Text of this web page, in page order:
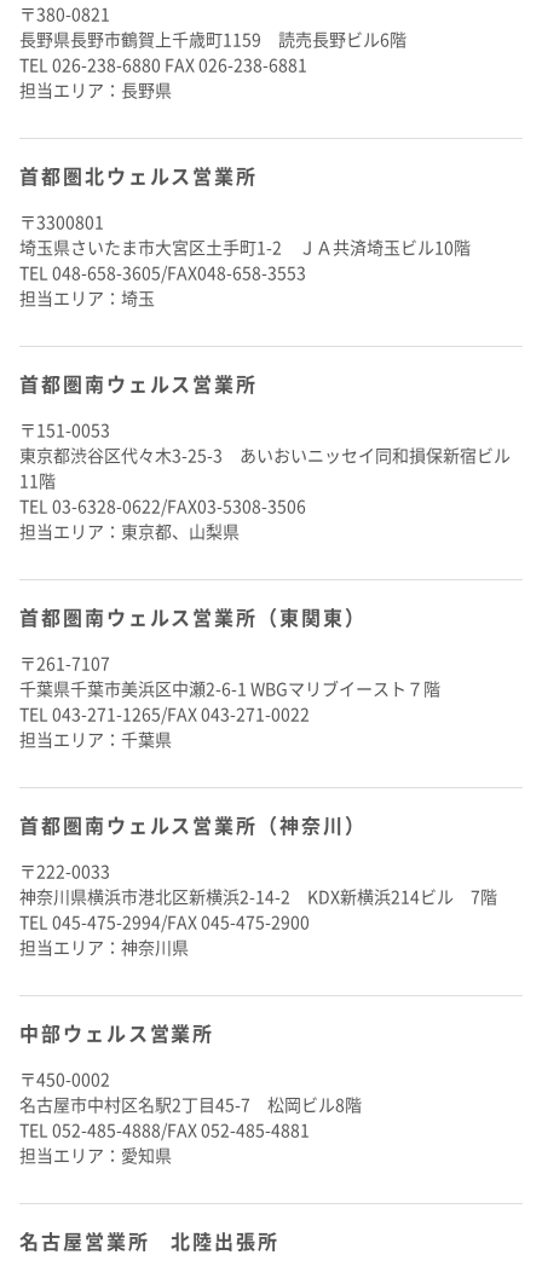
〒380-0821
長野県長野市鶴賀上千歳町1159 読売長野ビル6階
TEL 026-238-6880 FAX 026-238-6881
担当エリア：長野県
首都圏北ウェルス営業所
〒3300801
埼玉県さいたま市大宮区土手町1-2 ＪＡ共済埼玉ビル10階
TEL 048-658-3605/FAX048-658-3553
担当エリア：埼玉
首都圏南ウェルス営業所
〒151-0053
東京都渋谷区代々木3-25-3 あいおいニッセイ同和損保新宿ビル
11階
TEL 03-6328-0622/FAX03-5308-3506
担当エリア：東京都、山梨県
首都圏南ウェルス営業所（東関東）
〒261-7107
千葉県千葉市美浜区中瀬2-6-1 WBGマリブイースト７階
TEL 043-271-1265/FAX 043-271-0022
担当エリア：千葉県
首都圏南ウェルス営業所（神奈川）
〒222-0033
神奈川県横浜市港北区新横浜2-14-2 KDX新横浜214ビル 7階
TEL 045-475-2994/FAX 045-475-2900
担当エリア：神奈川県
中部ウェルス営業所
〒450-0002
名古屋市中村区名駅2丁目45-7 松岡ビル8階
TEL 052-485-4888/FAX 052-485-4881
担当エリア：愛知県
名古屋営業所 北陸出張所